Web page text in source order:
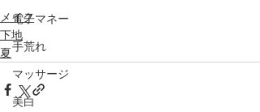
電子マネー
手荒れ
マッサージ
美白
メイク
下地
夏